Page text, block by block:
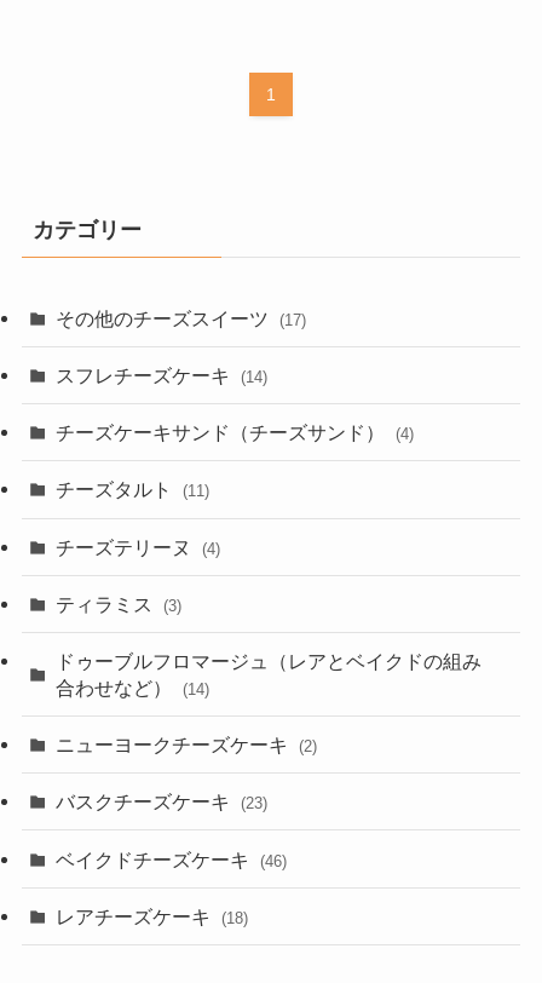
1
カテゴリー
その他のチーズスイーツ (17)
スフレチーズケーキ (14)
チーズケーキサンド（チーズサンド） (4)
チーズタルト (11)
チーズテリーヌ (4)
ティラミス (3)
ドゥーブルフロマージュ（レアとベイクドの組み
合わせなど）
(14)
ニューヨークチーズケーキ (2)
バスクチーズケーキ (23)
ベイクドチーズケーキ (46)
レアチーズケーキ (18)